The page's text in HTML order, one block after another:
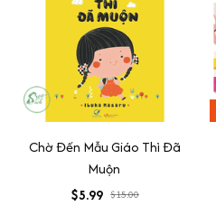
Chờ Đến Mẫu Giáo Thì Đã
Muộn
$5.99 $15.00